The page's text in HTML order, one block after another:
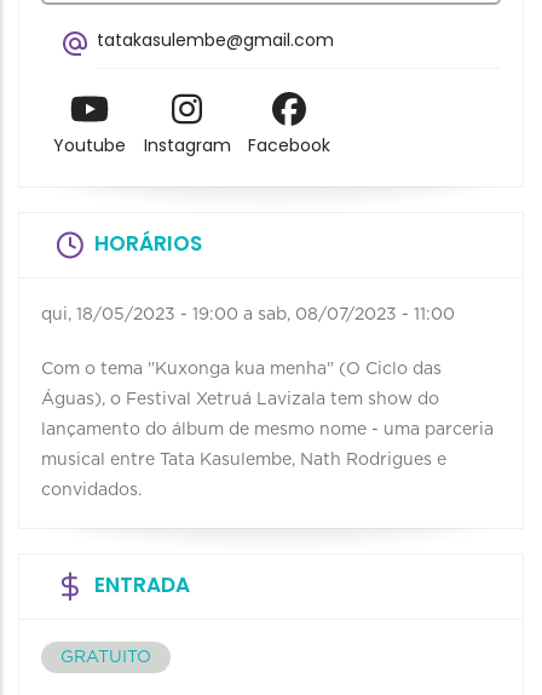
tatakasulembe@gmail.com
Youtube Instagram Facebook
HORÁRIOS
qui, 18/05/2023 - 19:00 a sab, 08/07/2023 - 11:00
Com o tema "Kuxonga kua menha" (O Ciclo das
Águas), o Festival Xetruá Lavizala tem show do
lançamento do álbum de mesmo nome - uma parceria
musical entre Tata Kasulembe, Nath Rodrigues e
convidados.
ENTRADA
GRATUITO